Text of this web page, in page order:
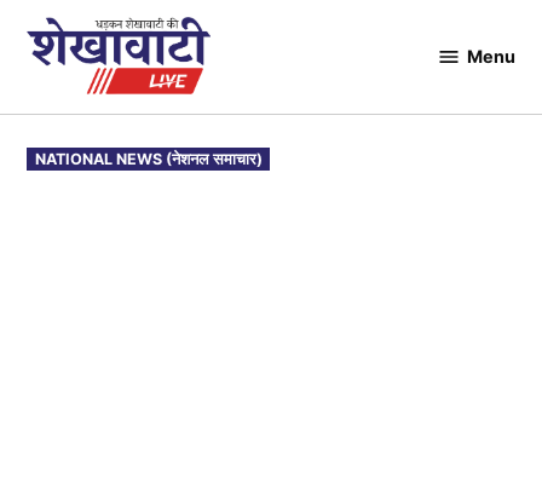
Menu
POSTED
IN
NATIONAL NEWS (नेशनल समाचार)